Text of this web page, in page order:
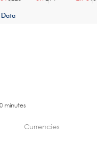
minutes
Currencies